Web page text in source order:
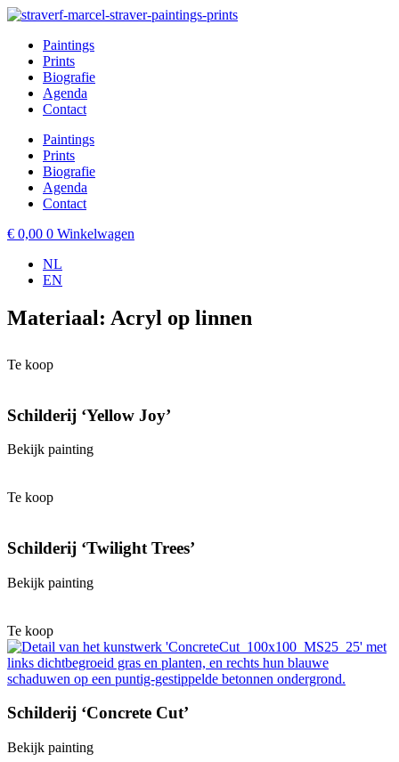
Ga
inhoud
Paintings
Prints
Biografie
Agenda
Contact
Paintings
Prints
Biografie
Agenda
Contact
€ 0,00 0 Winkelwagen
NL
EN
Materiaal: Acryl op linnen
Te koop
Schilderij ‘Yellow Joy’
Bekijk painting
Te koop
Schilderij ‘Twilight Trees’
Bekijk painting
Te koop
Schilderij ‘Concrete Cut’
Bekijk painting